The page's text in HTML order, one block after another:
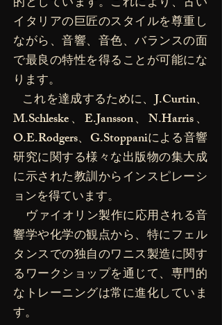
イタリアの巨匠のスタイルを尊重し
ながら、音響、音色、バランスの面
で最良の特性を得ることが可能にな
ります。
これを達成するために、J.Curtin、
M.Schleske、E.Jansson、N.Harris、
O.E.Rodgers、G.Stoppaniによる音響
研究に関する様々な出版物の集大成
に示された教訓からインスピレーシ
ョンを得ています。
ヴァイオリン製作に応用される音
響学や化学の観点から、特にフェル
タンスでの独自のワニス製造に関す
るワークショップを通じて、専門的
なトレーニングは常に進化していま
す。